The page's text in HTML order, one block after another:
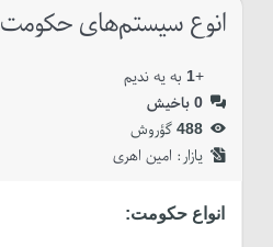
انوع سیستم‌های حکومت
+
1 به یه ندیم
0باخیش
488گؤروش
یازار:‌ امین اهری
انواع حکومت: